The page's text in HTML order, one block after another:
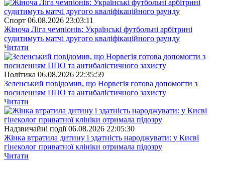
Спорт 06.08.2026 23:03:11
Жіноча Ліга чемпіонів: Українські футбольні арбітрині
судитимуть матчі другого кваліфікаційного раунду
Читати
Полiтика 06.08.2026 22:35:59
Зеленський повідомив, що Норвегія готова допомогти з
посиленням ППО та антибалістичного захисту
Читати
Надзвичайні події 06.08.2026 22:05:30
Жінка втратила дитину і здатність народжувати: у Києві
гінеколог приватної клініки отримала підозру
Читати